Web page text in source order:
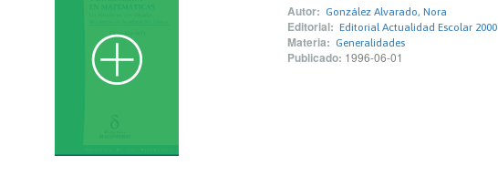
Autor: González Alvarado, Nora
Editorial: Editorial Actualidad Escolar 2000
Materia: Generalidades
Publicado: 1996-06-01